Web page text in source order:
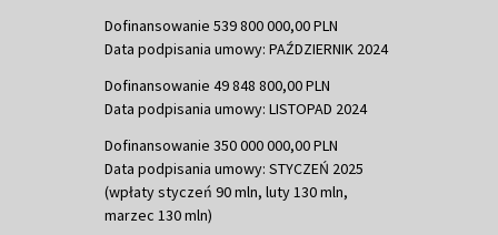
Dofinansowanie 539 800 000,00 PLN
Data podpisania umowy: PAŹDZIERNIK 2024
Dofinansowanie 49 848 800,00 PLN
Data podpisania umowy: LISTOPAD 2024
Dofinansowanie 350 000 000,00 PLN
Data podpisania umowy: STYCZEŃ 2025
(wpłaty styczeń 90 mln, luty 130 mln,
marzec 130 mln)